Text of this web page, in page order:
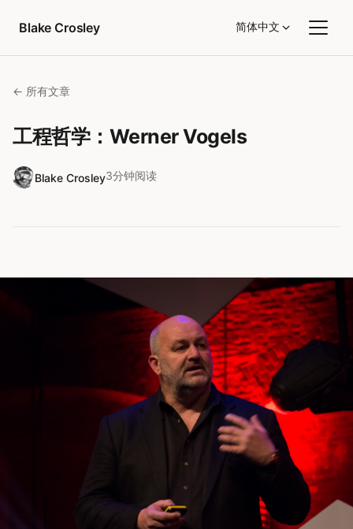
Blake Crosley
简体中文
← 所有文章
工程哲学：Werner Vogels
Blake Crosley3分钟阅读